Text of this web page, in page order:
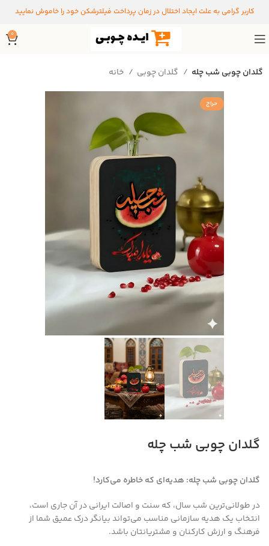
کاربر گرامی به علت ایجاد اختلال در زمان پرداخت فیلترشکن خود را خاموش نمایید
0
خانه گلدان چوبی شب چله
حراج
گلدان چوبی شب چله
گلدان چوبی شب چله: هدیه‌ای که خاطره می‌کارد!
در طولانی‌ترین شب سال، که سنت و اصالت ایرانی در آن جاری است،
انتخاب یک هدیه سازمانی مناسب می‌تواند بیانگر درک عمیق شما از
فرهنگ و ارزش کارکنان و مشتریانتان باشد.